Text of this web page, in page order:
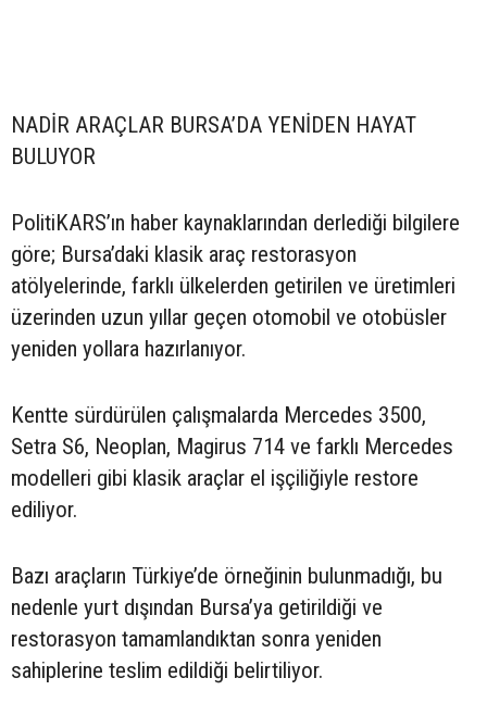
NADİR ARAÇLAR BURSA’DA YENİDEN HAYAT
BULUYOR
PolitiKARS’ın haber kaynaklarından derlediği bilgilere
göre; Bursa’daki klasik araç restorasyon
atölyelerinde, farklı ülkelerden getirilen ve üretimleri
üzerinden uzun yıllar geçen otomobil ve otobüsler
yeniden yollara hazırlanıyor.
Kentte sürdürülen çalışmalarda Mercedes 3500,
Setra S6, Neoplan, Magirus 714 ve farklı Mercedes
modelleri gibi klasik araçlar el işçiliğiyle restore
ediliyor.
Bazı araçların Türkiye’de örneğinin bulunmadığı, bu
nedenle yurt dışından Bursa’ya getirildiği ve
restorasyon tamamlandıktan sonra yeniden
sahiplerine teslim edildiği belirtiliyor.